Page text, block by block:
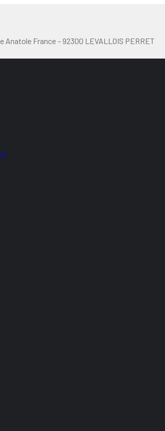
Anatole France – 92300 LEVALLOIS PERRET